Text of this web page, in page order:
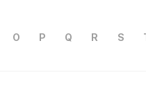
O P Q R S